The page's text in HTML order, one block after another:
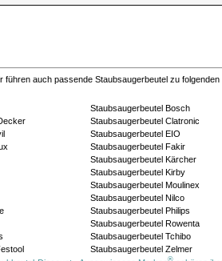
führen auch passende Staubsaugerbeutel zu folgenden
Staubsaugerbeutel Bosch
Staubsaugerbeutel Clatronic
Staubsaugerbeutel EIO
Staubsaugerbeutel Fakir
Staubsaugerbeutel Kärcher
Staubsaugerbeutel Kirby
Staubsaugerbeutel Moulinex
Staubsaugerbeutel Nilco
Staubsaugerbeutel Philips
Staubsaugerbeutel Rowenta
Staubsaugerbeutel Tchibo
Staubsaugerbeutel Zelmer
®